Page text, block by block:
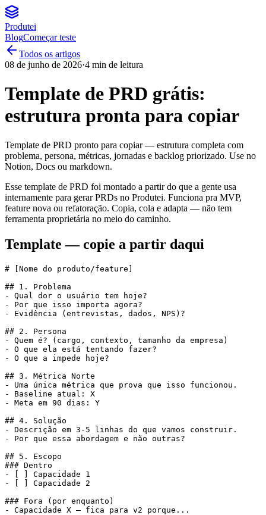
Produtei
BlogComeçar teste
Todos os artigos
08 de junho de 2026·4 min de leitura
Template de PRD grátis:
estrutura pronta para copiar
Template de PRD pronto para copiar — estrutura completa com
problema, persona, métricas, jornadas e backlog priorizado. Use no
Notion, Docs ou markdown.
Esse template de PRD foi montado a partir do que a gente usa
internamente para gerar PRDs no Produtei. Funciona pra MVP,
feature nova ou refatoração. Copia, cola e adapta — não tem
ferramenta proprietária no meio do caminho.
Template — copie a partir daqui
# [Nome do produto/feature]
## 1. Problema
- Qual dor o usuário tem hoje?
- Por que isso importa agora?
- Evidência (entrevistas, dados, NPS)?
## 2. Persona
- Quem é? (cargo, contexto, tamanho da empresa)
- O que ela está tentando fazer?
- O que a impede hoje?
## 3. Métrica Norte
- Uma única métrica que prova que isso funcionou.
- Baseline atual: X
- Meta em 90 dias: Y
## 4. Solução
- Descrição em 3-5 linhas do que vamos construir.
- Por que essa abordagem e não outras?
## 5. Escopo
### Dentro
- [ ] Capacidade 1
- [ ] Capacidade 2
### Fora (por enquanto)
- Capacidade X — fica para v2 porque...